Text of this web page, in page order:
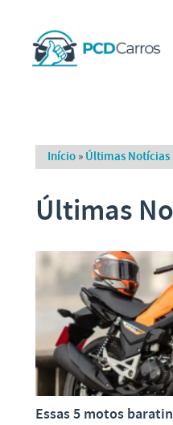
Início » Últimas Notícias
Últimas
Essas 5 motos